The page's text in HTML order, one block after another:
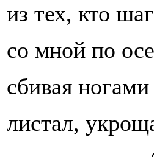
из тех, кто
со мной по
сбивая
листал,